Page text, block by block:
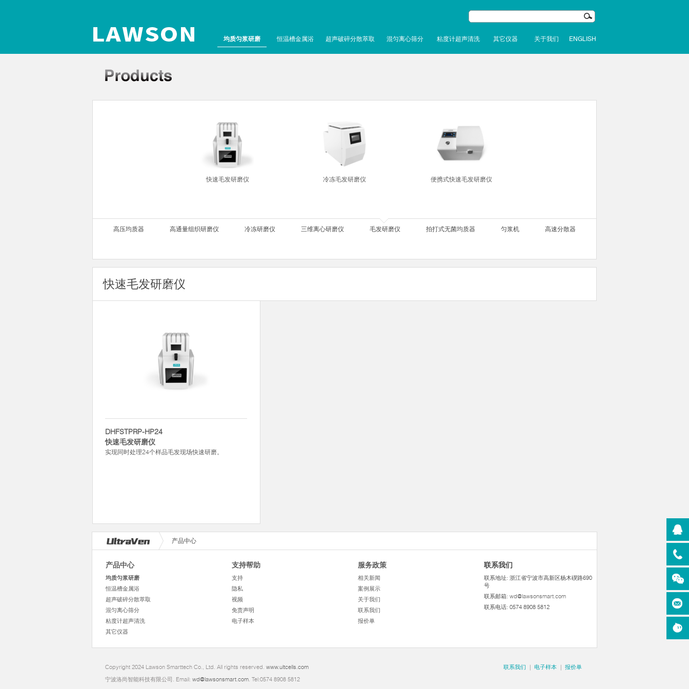
均质匀浆研磨 恒温槽金属浴 超声破碎分散萃取 混匀离心筛分 粘度计超声清洗 其它仪器 关于我们 ENGLISH
快速毛发研磨仪 冷冻毛发研磨仪 便携式快速毛发研磨仪
高压均质器 高通量组织研磨仪 冷冻研磨仪 三维离心研磨仪 毛发研磨仪 拍打式无菌均质器 匀浆机 高速分散器
快速毛发研磨仪
DHFSTPRP-HP24
快速毛发研磨仪
实现同时处理24个样品毛发现场快速研磨。
产品中心
产品中心
均质匀浆研磨
恒温槽金属浴
超声破碎分散萃取
混匀离心筛分
粘度计超声清洗
其它仪器
支持帮助
支持
隐私
视频
免责声明
电子样本
服务政策
相关新闻
案例展示
关于我们
联系我们
报价单
联系我们
联系地址: 浙江省宁波市高新区杨木碶路690
号
联系邮箱: wd@lawsonsmart.com
联系电话: 0574 8908 5812
Copyright 2024 Lawson Smarttech Co., Ltd. All rights reserved. www.ultcells.com
宁波洛尚智能科技有限公司. Email: wd@lawsonsmart.com. Tel:0574 8908 5812
联系我们 | 电子样本 | 报价单